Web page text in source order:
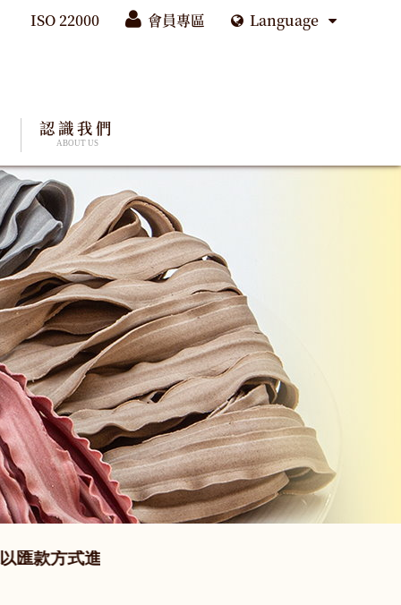
ISO 22000 會員專區 Language
認識我們
ABOUT US